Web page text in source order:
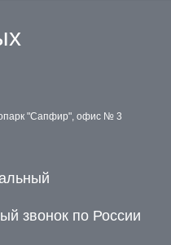
"Сапфир", офис № 3
звонок по России